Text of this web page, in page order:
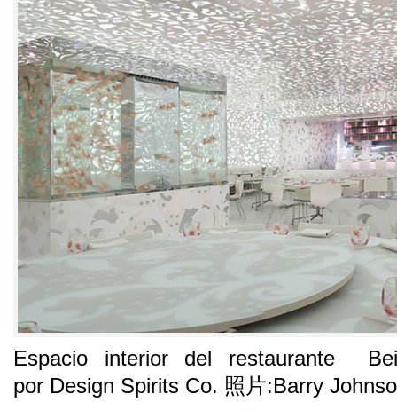
Espacio interior del restaurante
por Design Spirits Co. 照片:Barry